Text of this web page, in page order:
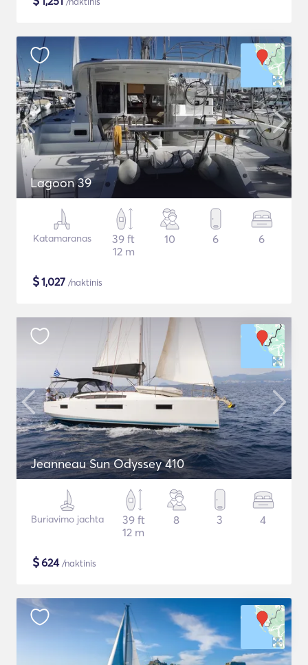
Lagoon 39
Katamaranas
39 ft
12 m
10 6 6
$1,027 /naktinis
Jeanneau Sun Odyssey 410
Buriavimo jachta
39 ft
12 m
8 3 4
$624/naktinis